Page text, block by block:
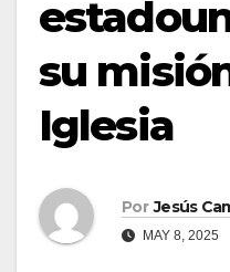
su
Iglesia
Por Jesús
MAY 8, 2025